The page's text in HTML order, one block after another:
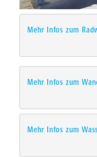
Mehr Infos zum
Mehr Infos zum
Mehr Infos zum